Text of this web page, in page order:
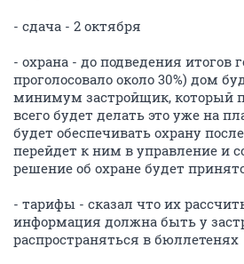
- сдача - 2 октября
- охрана - до подведения итогов
проголосовало около 30%) дом
минимум застройщик, который
всего будет делать это уже на
будет обеспечивать охрану
перейдет к ним в управление и
решение об охране будет
- тарифы - сказал что их
информация должна быть у
распространяться в бюллетенях